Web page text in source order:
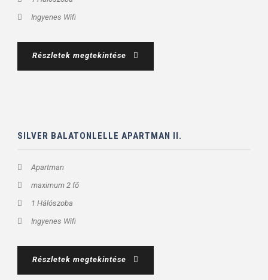
Ingyenes Wifi
Részletek megtekintése
SILVER BALATONLELLE APARTMAN II.
Apartman
maximum 2 fő
1 Hálószoba
Ingyenes Wifi
Részletek megtekintése